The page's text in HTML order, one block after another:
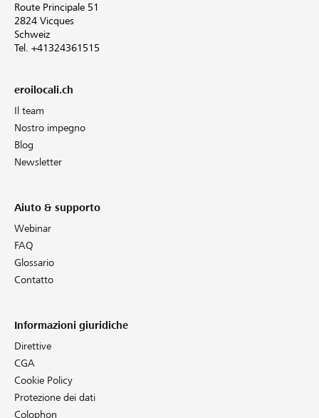
Route Principale 51
2824 Vicques
Schweiz
Tel. +41324361515
eroilocali.ch
Il team
Nostro impegno
Blog
Newsletter
Aiuto & supporto
Webinar
FAQ
Glossario
Contatto
Informazioni giuridiche
Direttive
CGA
Cookie Policy
Protezione dei dati
Colophon